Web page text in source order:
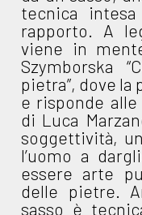
tecnica
rapporto. A
viene in
Szymborska
pietra”, dove la
e risponde
di Luca
soggettività,
l’uomo a
essere arte
delle pietre.
sasso è